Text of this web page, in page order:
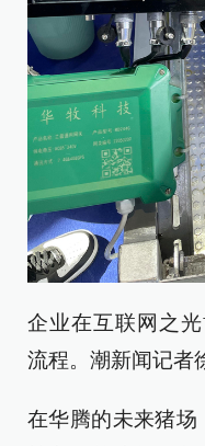
企业在互联网之
流程。潮新闻记者
在华腾的未来猪场